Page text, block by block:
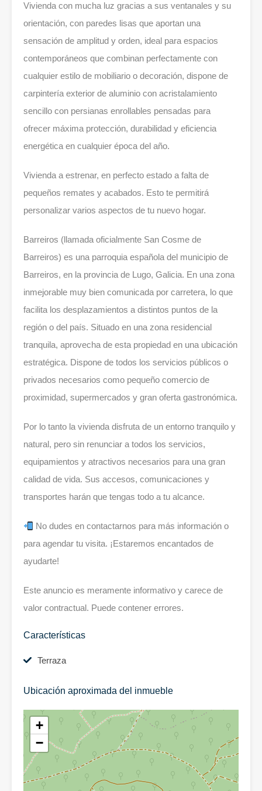
Vivienda con mucha luz gracias a sus ventanales y su
orientación, con paredes lisas que aportan una
sensación de amplitud y orden, ideal para espacios
contemporáneos que combinan perfectamente con
cualquier estilo de mobiliario o decoración, dispone de
carpintería exterior de aluminio con acristalamiento
sencillo con persianas enrollables pensadas para
ofrecer máxima protección, durabilidad y eficiencia
energética en cualquier época del año.
Vivienda a estrenar, en perfecto estado a falta de
pequeños remates y acabados. Esto te permitirá
personalizar varios aspectos de tu nuevo hogar.
Barreiros (llamada oficialmente San Cosme de
Barreiros) es una parroquia española del municipio de
Barreiros, en la provincia de Lugo, Galicia. En una zona
inmejorable muy bien comunicada por carretera, lo que
facilita los desplazamientos a distintos puntos de la
región o del país. Situado en una zona residencial
tranquila, aprovecha de esta propiedad en una ubicación
estratégica. Dispone de todos los servicios públicos o
privados necesarios como pequeño comercio de
proximidad, supermercados y gran oferta gastronómica.
Por lo tanto la vivienda disfruta de un entorno tranquilo y
natural, pero sin renunciar a todos los servicios,
equipamientos y atractivos necesarios para una gran
calidad de vida. Sus accesos, comunicaciones y
transportes harán que tengas todo a tu alcance.
No dudes en contactarnos para más información o
para agendar tu visita. ¡Estaremos encantados de
ayudarte!
Este anuncio es meramente informativo y carece de
valor contractual. Puede contener errores.
Características
Terraza
Ubicación aproximada del inmueble
+
−